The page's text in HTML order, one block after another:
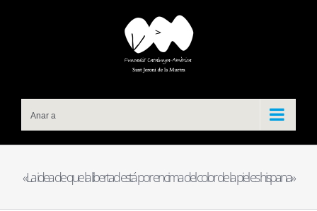
Anar a
«La idea de que la libertad está por encima del color de la piel es hispana»